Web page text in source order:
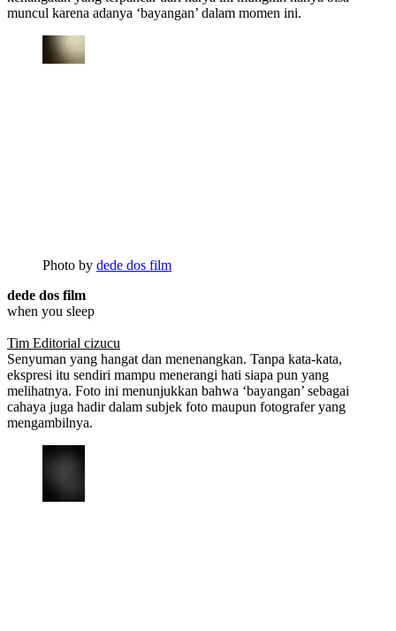
muncul karena adanya ‘bayangan’ dalam momen ini.
Photo by dede dos film
dede dos film
when you sleep
Tim Editorial cizucu
Senyuman yang hangat dan menenangkan. Tanpa kata-kata,
ekspresi itu sendiri mampu menerangi hati siapa pun yang
melihatnya. Foto ini menunjukkan bahwa ‘bayangan’ sebagai
cahaya juga hadir dalam subjek foto maupun fotografer yang
mengambilnya.